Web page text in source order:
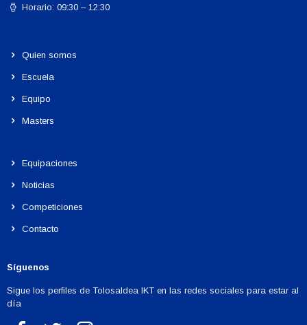
Horario: 09:30 – 12:30
Quien somos
Escuela
Equipo
Masters
Equipaciones
Noticias
Competiciones
Contacto
Síguenos
Sigue los perfiles de Tolosaldea IKT en las redes sociales para estar al
día